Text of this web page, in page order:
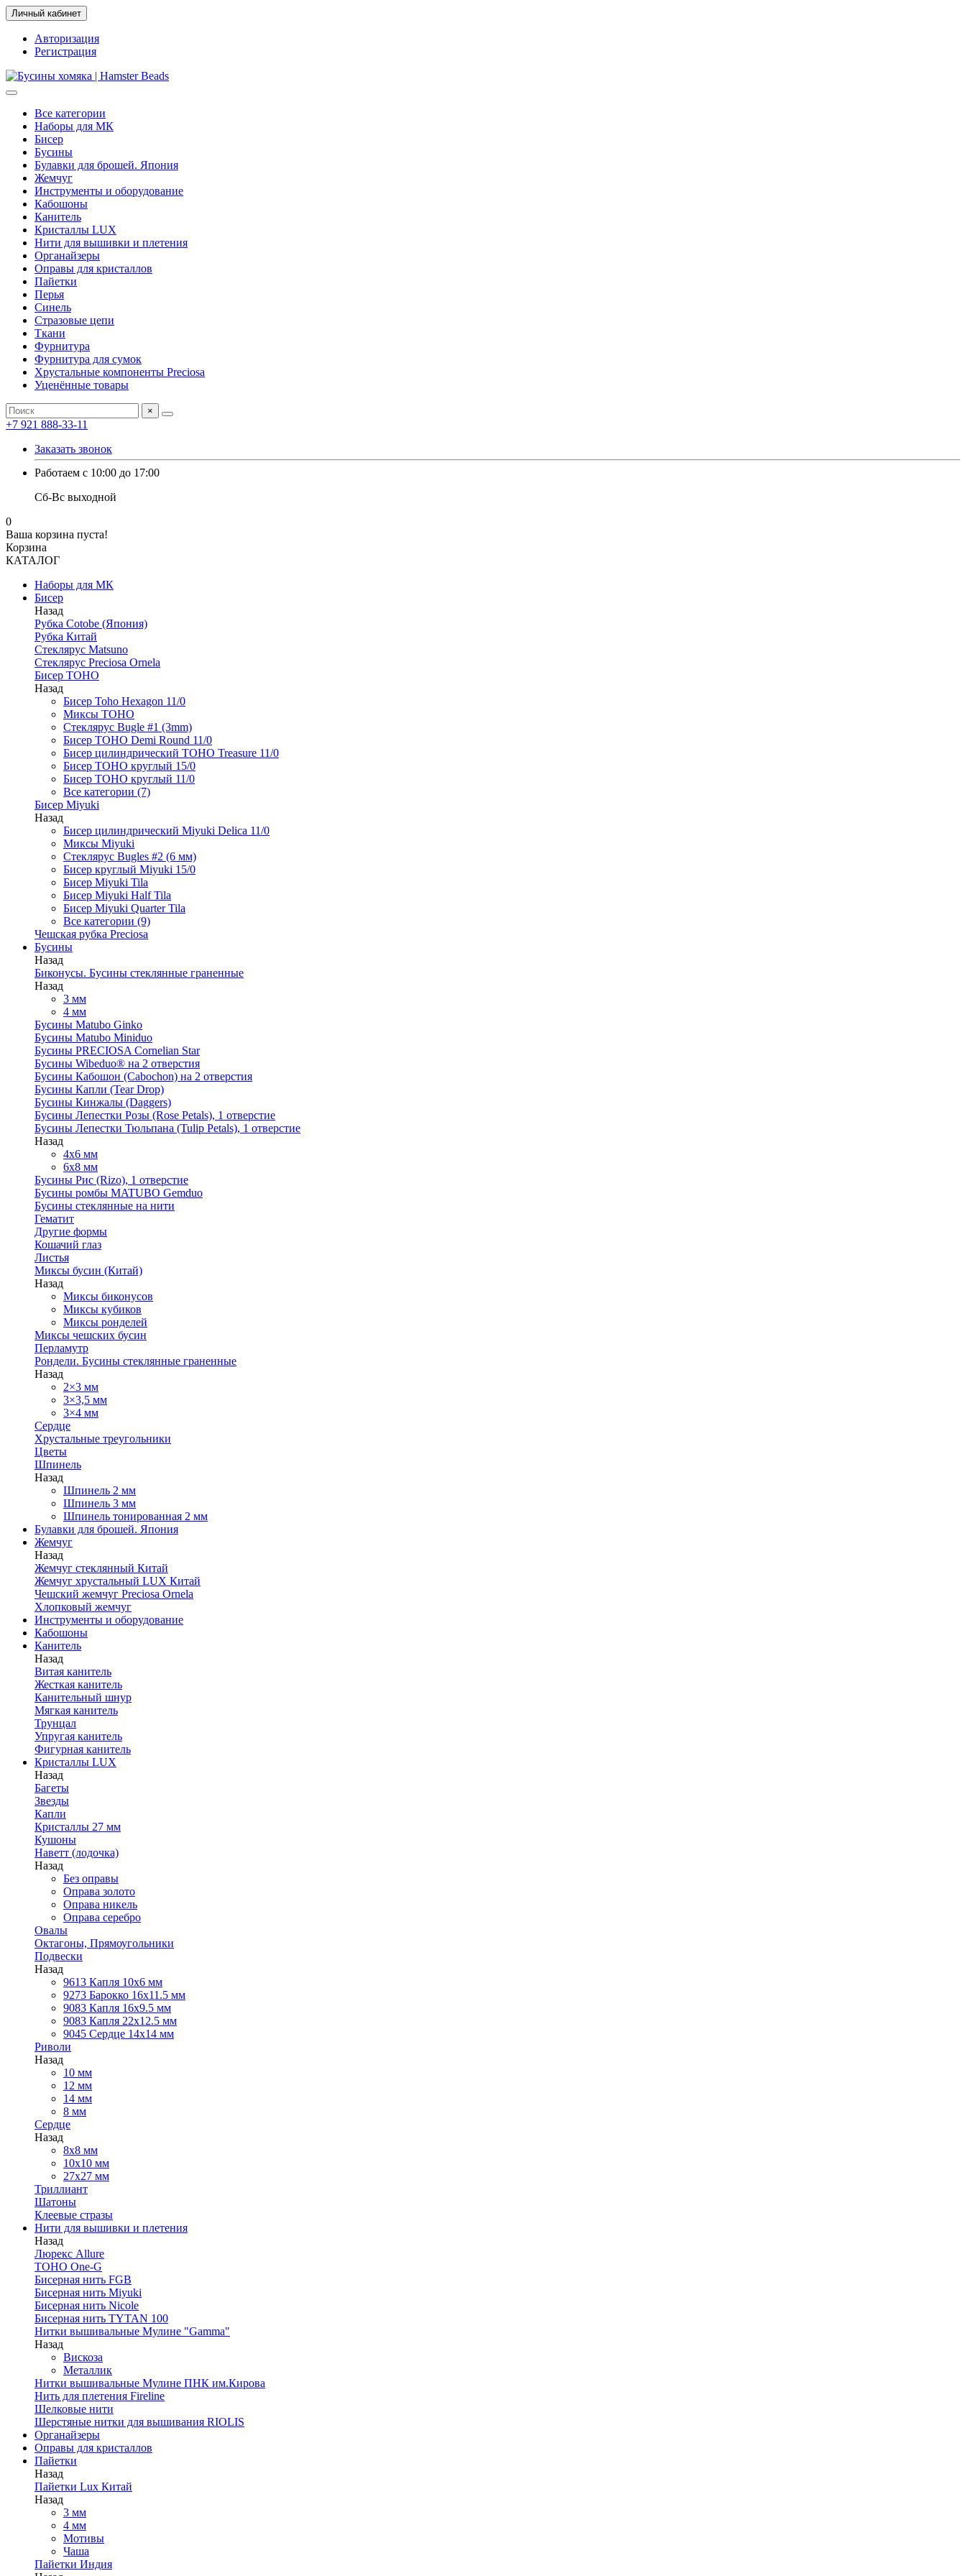
Личный кабинет
Авторизация
Регистрация
Все категории
Наборы для МК
Бисер
Бусины
Булавки для брошей. Япония
Жемчуг
Инструменты и оборудование
Кабошоны
Канитель
Кристаллы LUX
Нити для вышивки и плетения
Органайзеры
Оправы для кристаллов
Пайетки
Перья
Синель
Стразовые цепи
Ткани
Фурнитура
Фурнитура для сумок
Хрустальные компоненты Preciosa
Уценённые товары
×
+7 921 888-33-11
Заказать звонок
Работаем с 10:00 до 17:00
Сб-Вс выходной
0
Ваша корзина пуста!
Корзина
КАТАЛОГ
Наборы для МК
Бисер
Назад
Рубка Cotobe (Япония)
Рубка Китай
Стеклярус Matsuno
Стеклярус Preciosa Ornela
Бисер TOHO
Назад
Бисер Toho Hexagon 11/0
Миксы TOHO
Стеклярус Bugle #1 (3mm)
Бисер TOHO Demi Round 11/0
Бисер цилиндрический TOHO Treasure 11/0
Бисер TOHO круглый 15/0
Бисер TOHO круглый 11/0
Все категории (7)
Бисер Miyuki
Назад
Бисер цилиндрический Miyuki Delica 11/0
Миксы Miyuki
Стеклярус Bugles #2 (6 мм)
Бисер круглый Miyuki 15/0
Бисер Miyuki Tila
Бисер Miyuki Half Tila
Бисер Miyuki Quarter Tila
Все категории (9)
Чешская рубка Preciosa
Бусины
Назад
Биконусы. Бусины стеклянные граненные
Назад
3 мм
4 мм
Бусины Matubo Ginko
Бусины Matubo Miniduo
Бусины PRECIOSA Cornelian Star
Бусины Wibeduo® на 2 отверстия
Бусины Кабошон (Cabochon) на 2 отверстия
Бусины Капли (Tear Drop)
Бусины Кинжалы (Daggers)
Бусины Лепестки Розы (Rose Petals), 1 отверстие
Бусины Лепестки Тюльпана (Tulip Petals), 1 отверстие
Назад
4x6 мм
6x8 мм
Бусины Рис (Rizo), 1 отверстие
Бусины ромбы MATUBO Gemduo
Бусины стеклянные на нити
Гематит
Другие формы
Кошачий глаз
Листья
Миксы бусин (Китай)
Назад
Миксы биконусов
Миксы кубиков
Миксы ронделей
Миксы чешских бусин
Перламутр
Рондели. Бусины стеклянные граненные
Назад
2×3 мм
3×3,5 мм
3×4 мм
Сердце
Хрустальные треугольники
Цветы
Шпинель
Назад
Шпинель 2 мм
Шпинель 3 мм
Шпинель тонированная 2 мм
Булавки для брошей. Япония
Жемчуг
Назад
Жемчуг стеклянный Китай
Жемчуг хрустальный LUX Китай
Чешский жемчуг Preciosa Ornela
Хлопковый жемчуг
Инструменты и оборудование
Кабошоны
Канитель
Назад
Витая канитель
Жесткая канитель
Канительный шнур
Мягкая канитель
Трунцал
Упругая канитель
Фигурная канитель
Кристаллы LUX
Назад
Багеты
Звезды
Капли
Кристаллы 27 мм
Кушоны
Наветт (лодочка)
Назад
Без оправы
Оправа золото
Оправа никель
Оправа серебро
Овалы
Октагоны, Прямоугольники
Подвески
Назад
9613 Капля 10х6 мм
9273 Барокко 16x11.5 мм
9083 Капля 16x9.5 мм
9083 Капля 22x12.5 мм
9045 Сердце 14х14 мм
Риволи
Назад
10 мм
12 мм
14 мм
8 мм
Сердце
Назад
8х8 мм
10х10 мм
27х27 мм
Триллиант
Шатоны
Клеевые стразы
Нити для вышивки и плетения
Назад
Люрекс Аllure
TOHO One-G
Бисерная нить FGB
Бисерная нить Miyuki
Бисерная нить Nicole
Бисерная нить TYTAN 100
Нитки вышивальные Мулине "Gamma"
Назад
Вискоза
Металлик
Нитки вышивальные Мулине ПНК им.Кирова
Нить для плетения Fireline
Шелковые нити
Шерстяные нитки для вышивания RIOLIS
Органайзеры
Оправы для кристаллов
Пайетки
Назад
Пайетки Lux Китай
Назад
3 мм
4 мм
Мотивы
Чаша
Пайетки Индия